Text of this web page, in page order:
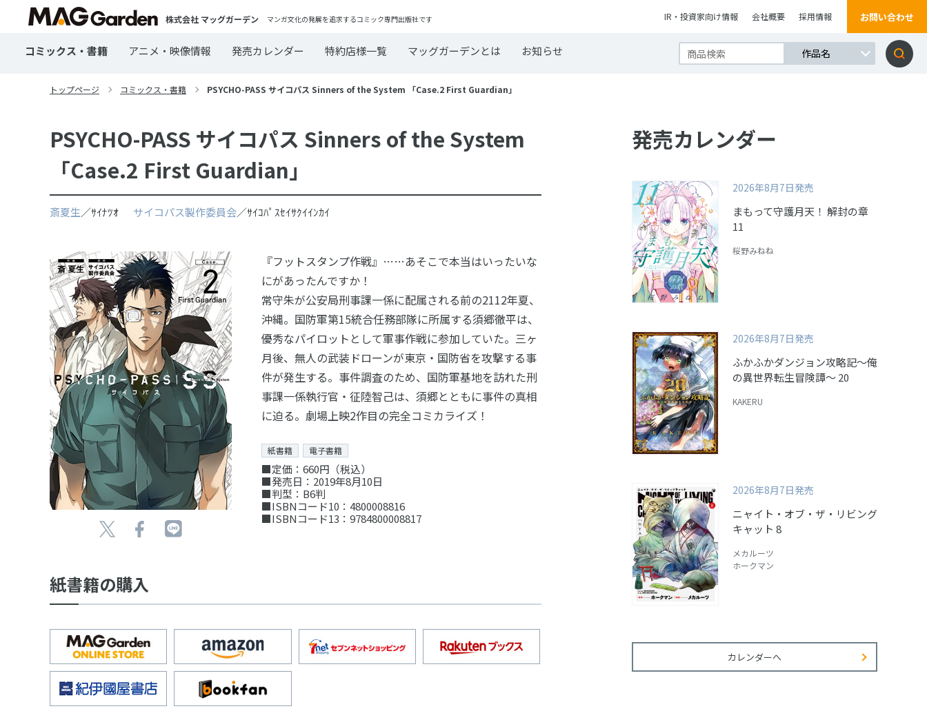
株式会社 マッグガーデン マンガ文化の発展を追求するコミック専門出版社です IR・投資家向け情報 会社概要 採用情報 お問い合わせ
コミックス・書籍 アニメ・映像情報 発売カレンダー 特約店様一覧 マッグガーデンとは お知らせ
トップページ コミックス・書籍 PSYCHO-PASS サイコパス Sinners of the System 「Case.2 First Guardian」
PSYCHO-PASS サイコパス Sinners of the System
「Case.2 First Guardian」
斎夏生／ｻｲﾅﾂｵ サイコパス製作委員会／ｻｲｺﾊﾟｽｾｲｻｸｲｲﾝｶｲ
『フットスタンプ作戦』……あそこで本当はいったいな
にがあったんですか！
常守朱が公安局刑事課一係に配属される前の2112年夏、
沖縄。国防軍第15統合任務部隊に所属する須郷徹平は、
優秀なパイロットとして軍事作戦に参加していた。三ヶ
月後、無人の武装ドローンが東京・国防省を攻撃する事
件が発生する。事件調査のため、国防軍基地を訪れた刑
事課一係執行官・征陸智己は、須郷とともに事件の真相
に迫る。劇場上映2作目の完全コミカライズ！
紙書籍 電子書籍
■定価：660円（税込）
■発売日：2019年8月10日
■判型：B6判
■ISBNコード10：4800008816
■ISBNコード13：9784800008817
紙書籍の購入
発売カレンダー
2026年8月7日発売
まもって守護月天！ 解封の章
11
桜野みねね
2026年8月7日発売
ふかふかダンジョン攻略記～俺
の異世界転生冒険譚～ 20
KAKERU
2026年8月7日発売
ニャイト・オブ・ザ・リビング
キャット 8
メカルーツ
ホークマン
カレンダーへ